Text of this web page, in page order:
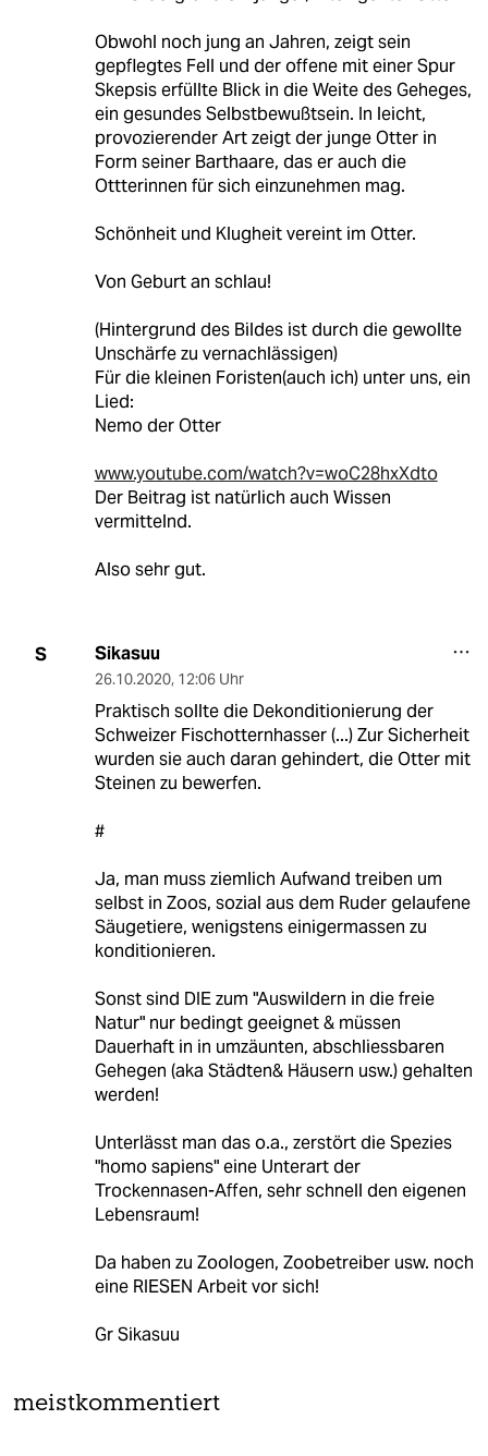
Obwohl noch jung an Jahren, zeigt sein
gepflegtes Fell und der offene mit einer Spur
Skepsis erfüllte Blick in die Weite des Geheges,
ein gesundes Selbstbewußtsein. In leicht,
provozierender Art zeigt der junge Otter in
Form seiner Barthaare, das er auch die
Ottterinnen für sich einzunehmen mag.
Schönheit und Klugheit vereint im Otter.
Von Geburt an schlau!
(Hintergrund des Bildes ist durch die gewollte
Unschärfe zu vernachlässigen)
Für die kleinen Foristen(auch ich) unter uns, ein
Lied:
Nemo der Otter
www.youtube.com/watch?v=woC28hxXdto
Der Beitrag ist natürlich auch Wissen
vermittelnd.
Also sehr gut.
S Sikasuu
26.10.2020, 12:06 Uhr
Praktisch sollte die Dekonditionierung der
Schweizer Fischotternhasser (...) Zur Sicherheit
wurden sie auch daran gehindert, die Otter mit
Steinen zu bewerfen.
#
Ja, man muss ziemlich Aufwand treiben um
selbst in Zoos, sozial aus dem Ruder gelaufene
Säugetiere, wenigstens einigermassen zu
konditionieren.
Sonst sind DIE zum "Auswildern in die freie
Natur" nur bedingt geeignet & müssen
Dauerhaft in in umzäunten, abschliessbaren
Gehegen (aka Städten& Häusern usw.) gehalten
werden!
Unterlässt man das o.a., zerstört die Spezies
"homo sapiens" eine Unterart der
Trockennasen-Affen, sehr schnell den eigenen
Lebensraum!
Da haben zu Zoologen, Zoobetreiber usw. noch
eine RIESEN Arbeit vor sich!
Gr Sikasuu
meistkommentiert